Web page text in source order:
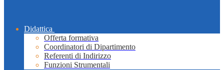
Didattica
Offerta formativa
Coordinatori di Dipartimento
Referenti di Indirizzo
Funzioni Strumentali